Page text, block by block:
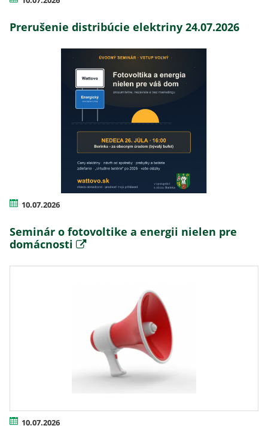
Prerušenie distribúcie elektriny 24.07.2026
10.07.2026
Seminár o fotovoltike a energii nielen pre
domácnosti
10.07.2026